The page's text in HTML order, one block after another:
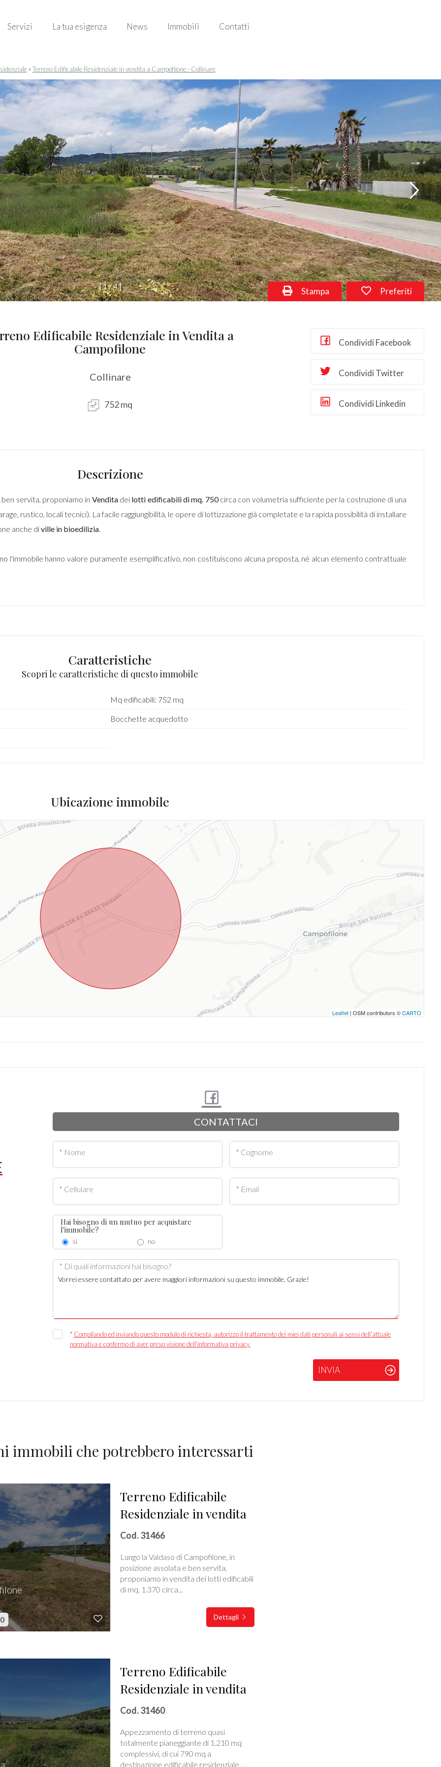
Servizi La tua esigenza News Immobili Contatti
› Terreno Edificabile Residenziale in vendita a Campofilone - Collinare
[1/4]
Edificabile Residenziale in Vendita a
Campofilone
Collinare
752 mq
Preferiti
Stampa
Condividi Facebook
Condividi Twitter
Condividi Linkedin
Descrizione
servita, proponiamo in Venditadei lotti edificabili di mq. 750circa con volumetria sufficiente per la costruzione di una
rustico, locali tecnici). La facile raggiungibilità, le opere di lottizzazione già completate e la rapida possibilità di installare
anche diville in bioedilizia.
l'immobile hanno valore puramente esemplificativo, non costituiscono alcuna proposta, né alcun elemento contrattuale
Caratteristiche
Scopri le caratteristiche di questo immobile
Mq edificabili: 752 mq
Bocchette acquedotto
Ubicazione immobile
Leaflet | OSM contributors ©CARTO
CONTATTACI
* Nome * Cognome
* Cellulare * Email
Hai bisogno di un mutuo per acquistare
l'immobile?
si no
* Di quali informazioni hai bisogno?
* Compilando ed inviando questo modulo di richiesta, autorizzo il trattamento dei miei dati personali ai sensi dell'attuale
normativa e confermo di aver preso visione dell'informativa privacy.
INVIA
immobili che potrebbero interessarti
Terreno Edificabile
Residenziale in vendita
Cod. 31466
Lungo la Valdaso di Campofilone, in
posizione assolata e ben servita,
proponiamo in vendita dei lotti edificabili
di mq. 1.370 circa...
Dettagli
Terreno Edificabile
Residenziale in vendita
Cod. 31460
Appezzamento di terreno quasi
totalmente pianeggiante di 1.210 mq
complessivi, di cui 790 mq a
destinazione edificabile residenziale,...